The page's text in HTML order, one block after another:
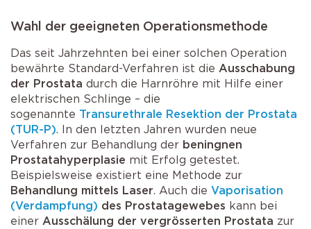
Wahl der geeigneten Operationsmethode
Das seit Jahrzehnten bei einer solchen Operation
bewährte Standard-Verfahren ist die Ausschabung
der Prostata durch die Harnröhre mit Hilfe einer
elektrischen Schlinge – die
sogenannte Transurethrale Resektion der Prostata
(TUR-P). In den letzten Jahren wurden neue
Verfahren zur Behandlung der beningnen
Prostatahyperplasie mit Erfolg getestet.
Beispielsweise existiert eine Methode zur
Behandlung mittels Laser. Auch die Vaporisation
(Verdampfung) des Prostatagewebes kann bei
einer Ausschälung der vergrösserten Prostata zur